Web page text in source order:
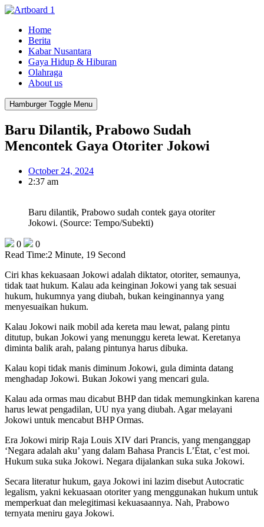
Home
Berita
Kabar Nusantara
Gaya Hidup & Hiburan
Olahraga
About us
Hamburger Toggle Menu
Baru Dilantik, Prabowo Sudah
Mencontek Gaya Otoriter Jokowi
October 24, 2024
2:37 am
Baru dilantik, Prabowo sudah contek gaya otoriter
Jokowi. (Source: Tempo/Subekti)
0
0
Read Time:2 Minute, 19 Second
Ciri khas kekuasaan Jokowi adalah diktator, otoriter, semaunya,
tidak taat hukum. Kalau ada keinginan Jokowi yang tak sesuai
hukum, hukumnya yang diubah, bukan keinginannya yang
menyesuaikan hukum.
Kalau Jokowi naik mobil ada kereta mau lewat, palang pintu
ditutup, bukan Jokowi yang menunggu kereta lewat. Keretanya
diminta balik arah, palang pintunya harus dibuka.
Kalau kopi tidak manis diminum Jokowi, gula diminta datang
menghadap Jokowi. Bukan Jokowi yang mencari gula.
Kalau ada ormas mau dicabut BHP dan tidak memungkinkan karena
harus lewat pengadilan, UU nya yang diubah. Agar melayani
Jokowi untuk mencabut BHP Ormas.
Era Jokowi mirip Raja Louis XIV dari Prancis, yang menganggap
‘Negara adalah aku’ yang dalam Bahasa Prancis L’État, c’est moi.
Hukum suka suka Jokowi. Negara dijalankan suka suka Jokowi.
Secara literatur hukum, gaya Jokowi ini lazim disebut Autocratic
legalism, yakni kekuasaan otoriter yang menggunakan hukum untuk
memperkuat dan melegitimasi kekuasaannya. Nah, Prabowo
ternyata meniru gaya Jokowi.